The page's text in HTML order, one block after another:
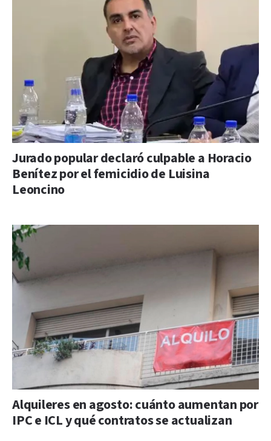
Jurado popular declaró culpable a Horacio
Benítez por el femicidio de Luisina
Leoncino
Alquileres en agosto: cuánto aumentan por
IPC e ICL y qué contratos se actualizan